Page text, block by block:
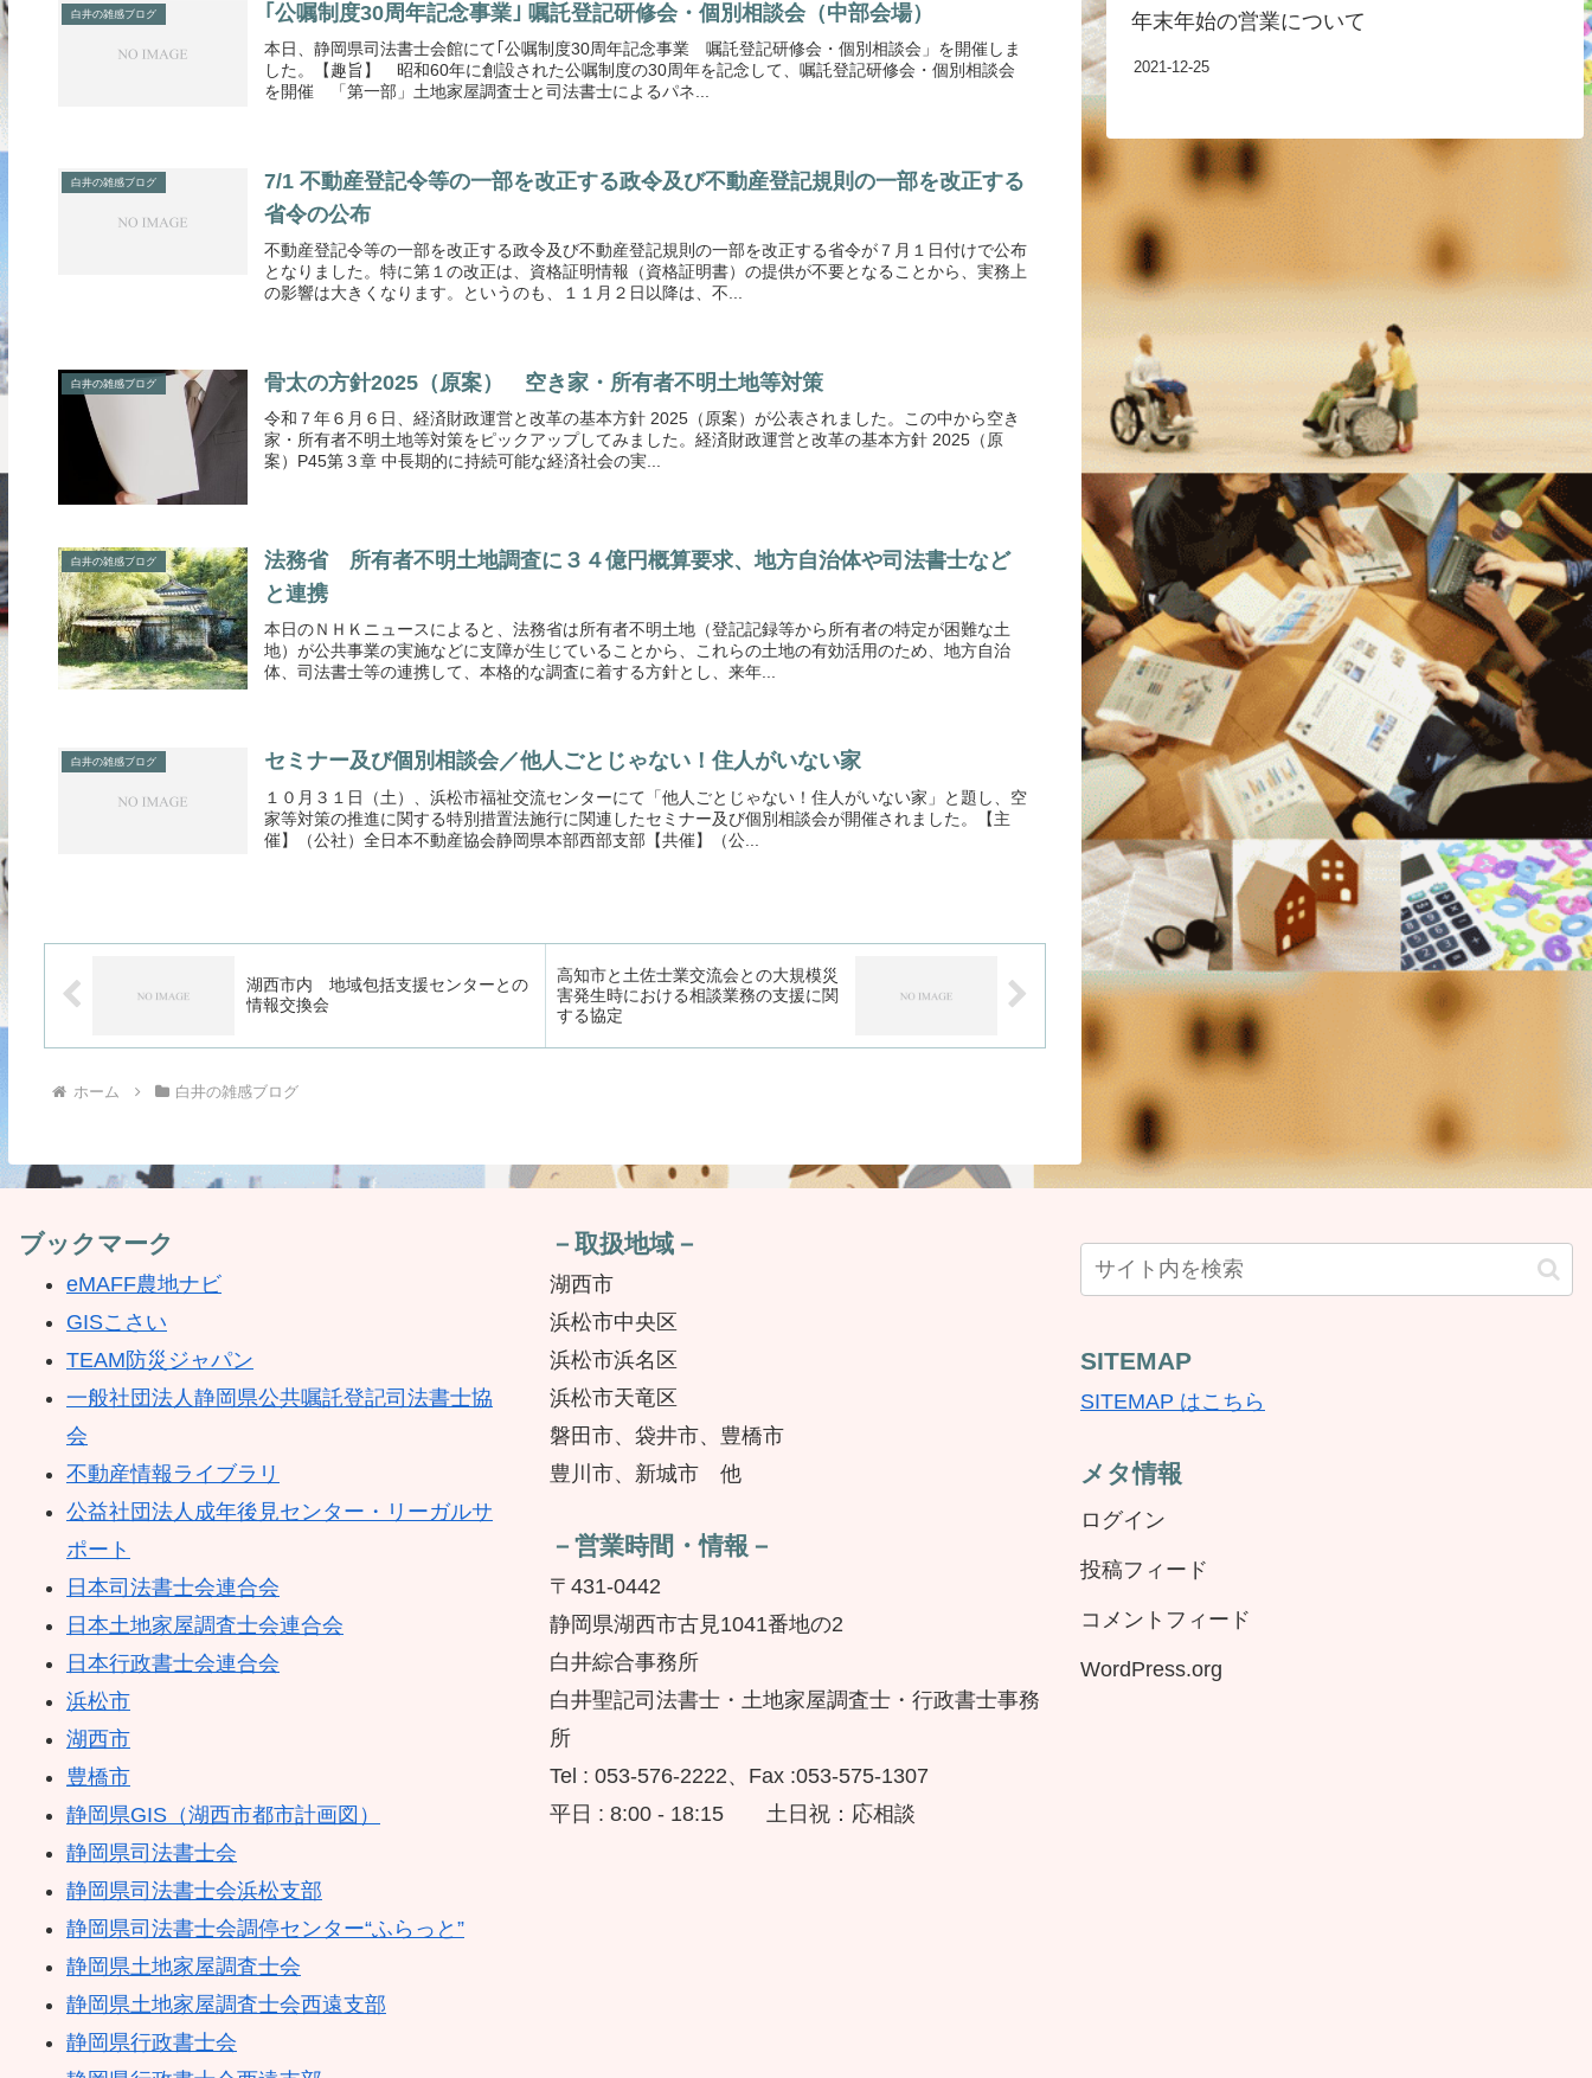
白井の雑感ブログ ｢公嘱制度30周年記念事業｣ 嘱託登記研修会・個別相談会（中部会場）
本日、静岡県司法書士会館にて｢公嘱制度30周年記念事業 嘱託登記研修会・個別相談会」を開催しま
した。【趣旨】 昭和60年に創設された公嘱制度の30周年を記念して、嘱託登記研修会・個別相談会
を開催 「第一部」土地家屋調査士と司法書士によるパネ...
白井の雑感ブログ
7/1 不動産登記令等の一部を改正する政令及び不動産登記規則の一部を改正する
省令の公布
不動産登記令等の一部を改正する政令及び不動産登記規則の一部を改正する省令が７月１日付けで公布
となりました。特に第１の改正は、資格証明情報（資格証明書）の提供が不要となることから、実務上
の影響は大きくなります。というのも、１１月２日以降は、不...
白井の雑感ブログ 骨太の方針2025（原案） 空き家・所有者不明土地等対策
令和７年６月６日、経済財政運営と改革の基本方針 2025（原案）が公表されました。この中から空き
家・所有者不明土地等対策をピックアップしてみました。経済財政運営と改革の基本方針 2025（原
案）P45第３章 中長期的に持続可能な経済社会の実...
白井の雑感ブログ
法務省 所有者不明土地調査に３４億円概算要求、地方自治体や司法書士など
と連携
本日のＮＨＫニュースによると、法務省は所有者不明土地（登記記録等から所有者の特定が困難な土
地）が公共事業の実施などに支障が生じていることから、これらの土地の有効活用のため、地方自治
体、司法書士等の連携して、本格的な調査に着する方針とし、来年...
白井の雑感ブログ セミナー及び個別相談会／他人ごとじゃない！住人がいない家
１０月３１日（土）、浜松市福祉交流センターにて「他人ごとじゃない！住人がいない家」と題し、空
家等対策の推進に関する特別措置法施行に関連したセミナー及び個別相談会が開催されました。【主
催】（公社）全日本不動産協会静岡県本部西部支部【共催】（公...
湖西市内 地域包括支援センターとの
情報交換会
高知市と土佐士業交流会との大規模災
害発生時における相談業務の支援に関
する協定
ホーム 白井の雑感ブログ
年末年始の営業について
2021-12-25
ブックマーク
eMAFF農地ナビ
GISこさい
TEAM防災ジャパン
一般社団法人静岡県公共嘱託登記司法書士協
会
不動産情報ライブラリ
公益社団法人成年後見センター・リーガルサ
ポート
日本司法書士会連合会
日本土地家屋調査士会連合会
日本行政書士会連合会
浜松市
湖西市
豊橋市
静岡県GIS（湖西市都市計画図）
静岡県司法書士会
静岡県司法書士会浜松支部
静岡県司法書士会調停センター“ふらっと”
静岡県土地家屋調査士会
静岡県土地家屋調査士会西遠支部
静岡県行政書士会
－取扱地域－
湖西市
浜松市中央区
浜松市浜名区
浜松市天竜区
磐田市、袋井市、豊橋市
豊川市、新城市 他
－営業時間・情報－
〒431-0442
静岡県湖西市古見1041番地の2
白井綜合事務所
白井聖記司法書士・土地家屋調査士・行政書士事務
所
Tel : 053-576-2222、Fax :053-575-1307
平日 : 8:00 - 18:15 土日祝：応相談
SITEMAP
SITEMAP はこちら
メタ情報
ログイン
投稿フィード
コメントフィード
WordPress.org